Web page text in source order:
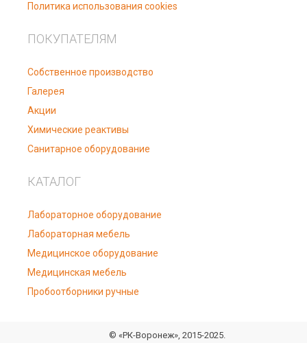
Политика использования cookies
ПОКУПАТЕЛЯМ
Собственное производство
Галерея
Акции
Химические реактивы
Санитарное оборудование
КАТАЛОГ
Лабораторное оборудование
Лабораторная мебель
Медицинское оборудование
Медицинская мебель
Пробоотборники ручные
© «РК-Воронеж», 2015-2025.